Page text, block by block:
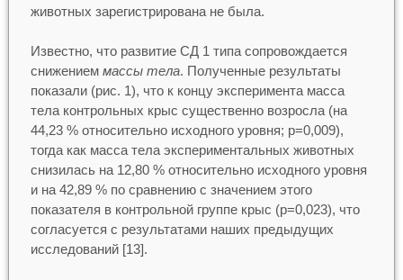
животных зарегистрирована не была.
Известно, что развитие СД 1 типа сопровождается
снижением массы тела. Полученные результаты
показали (рис. 1), что к концу эксперимента масса
тела контрольных крыс существенно возросла (на
44,23 % относительно исходного уровня; p=0,009),
тогда как масса тела экспериментальных животных
снизилась на 12,80 % относительно исходного уровня
и на 42,89 % по сравнению с значением этого
показателя в контрольной группе крыс (p=0,023), что
согласуется с результатами наших предыдущих
исследований [13].